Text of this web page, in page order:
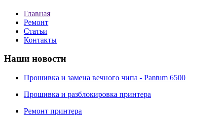
Главная
Ремонт
Статьи
Контакты
Наши новости
Прошивка и замена вечного чипа - Pantum 6500
Прошивка и разблокировка принтера
Ремонт принтера